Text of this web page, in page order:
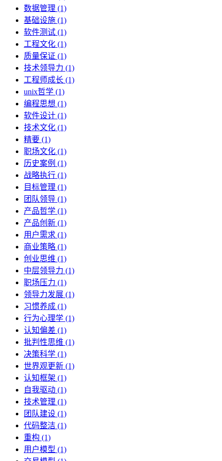
数据管理 (1)
基础设施 (1)
软件测试 (1)
工程文化 (1)
质量保证 (1)
技术领导力 (1)
工程师成长 (1)
unix哲学 (1)
编程思想 (1)
软件设计 (1)
技术文化 (1)
精要 (1)
职场文化 (1)
历史案例 (1)
战略执行 (1)
目标管理 (1)
团队领导 (1)
产品哲学 (1)
产品创新 (1)
用户需求 (1)
商业策略 (1)
创业思维 (1)
中层领导力 (1)
职场压力 (1)
领导力发展 (1)
习惯养成 (1)
行为心理学 (1)
认知偏差 (1)
批判性思维 (1)
决策科学 (1)
世界观更新 (1)
认知框架 (1)
自我驱动 (1)
技术管理 (1)
团队建设 (1)
代码整洁 (1)
重构 (1)
用户模型 (1)